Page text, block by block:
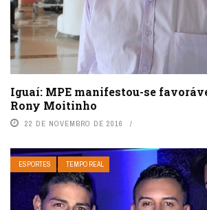
Iguaí: MPE manifestou-se
Rony Moitinho
22 DE NOVEMBRO DE 2016
ESPORTES TEMPO REAL